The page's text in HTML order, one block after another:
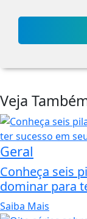
Veja
Geral
Conheça seis
dominar para
Saiba Mais